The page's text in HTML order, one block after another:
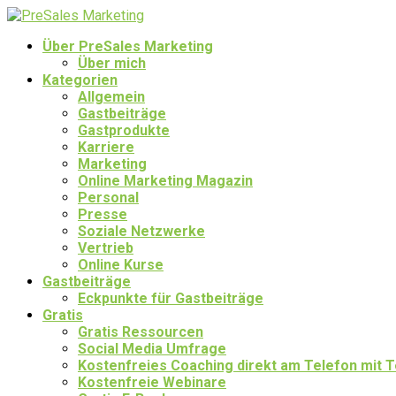
Über PreSales Marketing
Über mich
Kategorien
Allgemein
Gastbeiträge
Gastprodukte
Karriere
Marketing
Online Marketing Magazin
Personal
Presse
Soziale Netzwerke
Vertrieb
Online Kurse
Gastbeiträge
Eckpunkte für Gastbeiträge
Gratis
Gratis Ressourcen
Social Media Umfrage
Kostenfreies Coaching direkt am Telefon mit
Kostenfreie Webinare